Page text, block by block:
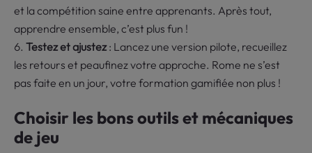
et la compétition saine entre apprenants. Après tout,
apprendre ensemble, c’est plus fun !
Testez et ajustez: Lancez une version pilote, recueillez
les retours et peaufinez votre approche. Rome ne s’est
pas faite en un jour, votre formation gamifiée non plus !
Choisir les bons outils et mécaniques
de jeu